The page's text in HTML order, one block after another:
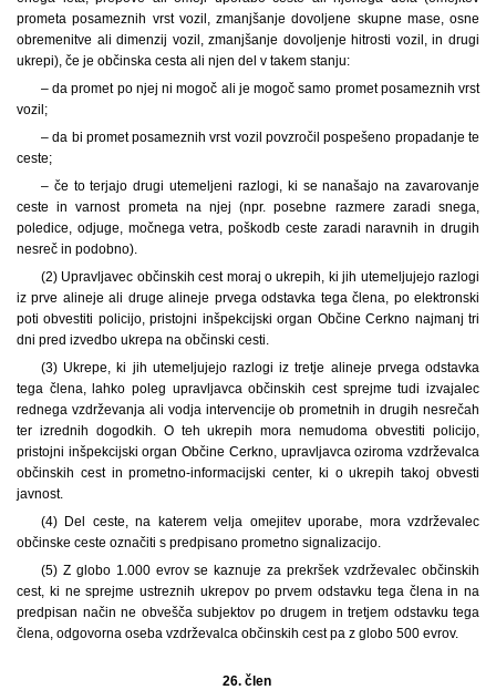
prometa posameznih vrst vozil, zmanjšanje dovoljene skupne mase, osne
obremenitve ali dimenzij vozil, zmanjšanje dovoljenje hitrosti vozil, in drugi
ukrepi), če je občinska cesta ali njen del v takem stanju:
– da promet po njej ni mogoč ali je mogoč samo promet posameznih vrst
vozil;
– da bi promet posameznih vrst vozil povzročil pospešeno propadanje te
ceste;
– če to terjajo drugi utemeljeni razlogi, ki se nanašajo na zavarovanje
ceste in varnost prometa na njej (npr. posebne razmere zaradi snega,
poledice, odjuge, močnega vetra, poškodb ceste zaradi naravnih in drugih
nesreč in podobno).
(2) Upravljavec občinskih cest moraj o ukrepih, ki jih utemeljujejo razlogi
iz prve alineje ali druge alineje prvega odstavka tega člena, po elektronski
poti obvestiti policijo, pristojni inšpekcijski organ Občine Cerkno najmanj tri
dni pred izvedbo ukrepa na občinski cesti.
(3) Ukrepe, ki jih utemeljujejo razlogi iz tretje alineje prvega odstavka
tega člena, lahko poleg upravljavca občinskih cest sprejme tudi izvajalec
rednega vzdrževanja ali vodja intervencije ob prometnih in drugih nesrečah
ter izrednih dogodkih. O teh ukrepih mora nemudoma obvestiti policijo,
pristojni inšpekcijski organ Občine Cerkno, upravljavca oziroma vzdrževalca
občinskih cest in prometno-informacijski center, ki o ukrepih takoj obvesti
javnost.
(4) Del ceste, na katerem velja omejitev uporabe, mora vzdrževalec
občinske ceste označiti s predpisano prometno signalizacijo.
(5) Z globo 1.000 evrov se kaznuje za prekršek vzdrževalec občinskih
cest, ki ne sprejme ustreznih ukrepov po prvem odstavku tega člena in na
predpisan način ne obvešča subjektov po drugem in tretjem odstavku tega
člena, odgovorna oseba vzdrževalca občinskih cest pa z globo 500 evrov.
26. člen